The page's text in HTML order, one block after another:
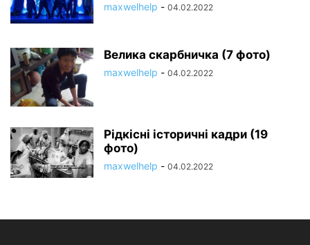
maxwelhelp - 04.02.2022
Велика скарбничка (7 фото)
maxwelhelp - 04.02.2022
Рідкісні історичні кадри (19
фото)
maxwelhelp - 04.02.2022